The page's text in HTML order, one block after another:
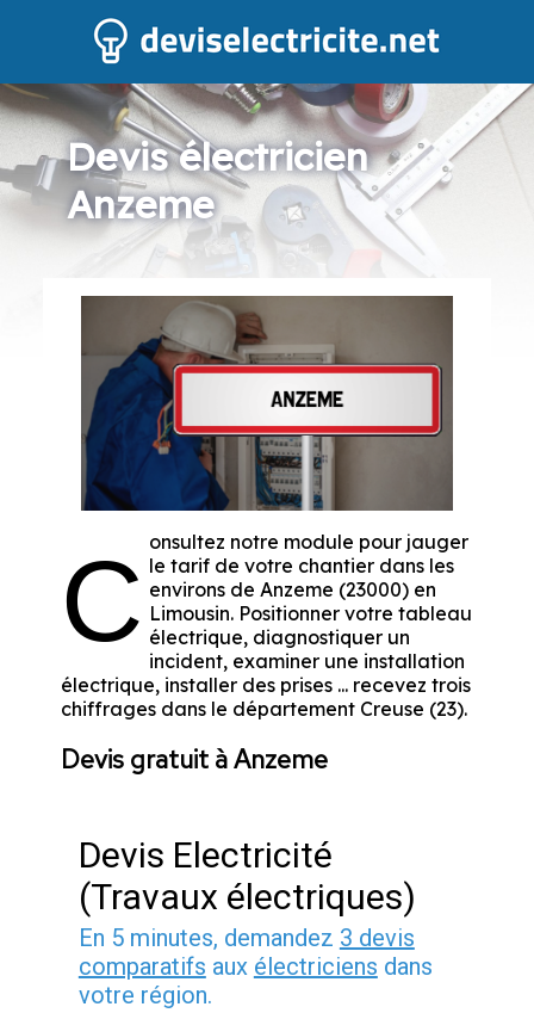
Devis électricien
Anzeme
C onsultez notre module pour jauger
le tarif de votre chantier dans les
environs de Anzeme (23000) en
Limousin. Positionner votre tableau
électrique, diagnostiquer un
incident, examiner une installation
électrique, installer des prises ... recevez trois
chiffrages dans le département Creuse (23).
Devis gratuit à Anzeme
Devis Electricité
(Travaux électriques)
En 5 minutes, demandez 3 devis
comparatifs aux électriciens dans
votre région.